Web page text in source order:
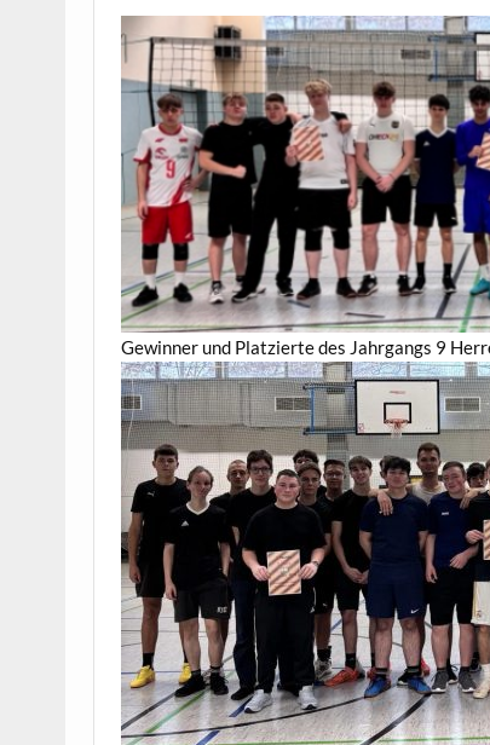
Gewinner und Platzierte des Jahrgangs 9